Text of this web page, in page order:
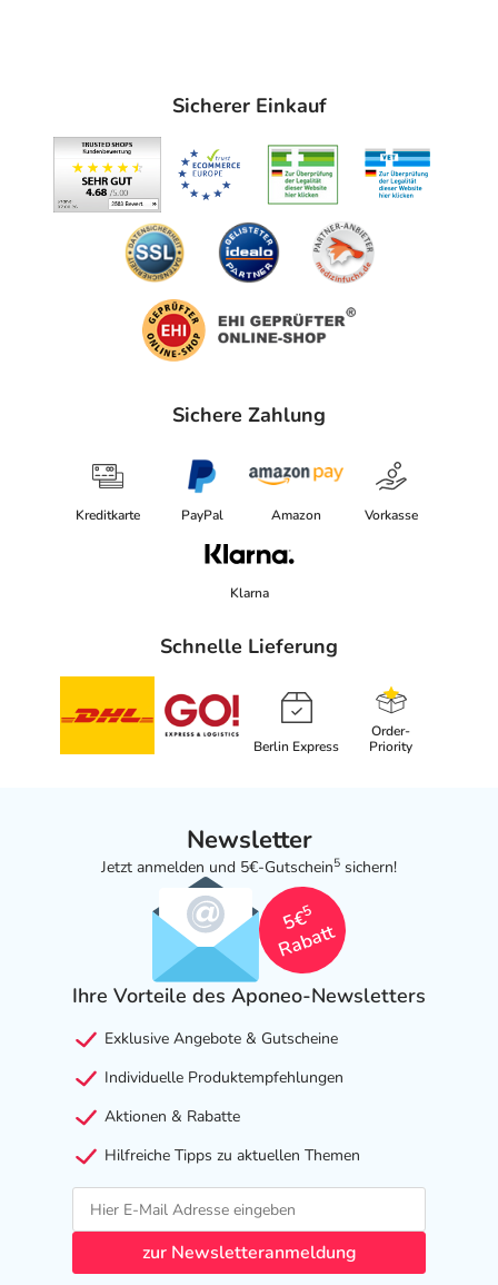
Sicherer Einkauf
Sichere Zahlung
Kreditkarte PayPal Amazon Vorkasse
Klarna
Schnelle Lieferung
Berlin Express
Order-
Priority
Newsletter
Jetzt anmelden und 5€-Gutschein5 sichern!
5€
5
Rabatt
Ihre Vorteile des Aponeo-Newsletters
Exklusive Angebote & Gutscheine
Individuelle Produktempfehlungen
Aktionen & Rabatte
Hilfreiche Tipps zu aktuellen Themen
zur Newsletteranmeldung